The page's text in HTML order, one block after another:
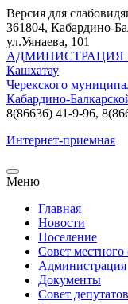
Версия для
361804, Кабардино-
ул.Уянаева, 101
АДМИНИСТРАЦИЯ
Кашхатау
Черекского
Кабардино-
8(86636) 41-9-96,
Интернет-приемная
Меню
Главная
Новости
Поселение
Совет местного
Администрация
Документы
Совет депутатов